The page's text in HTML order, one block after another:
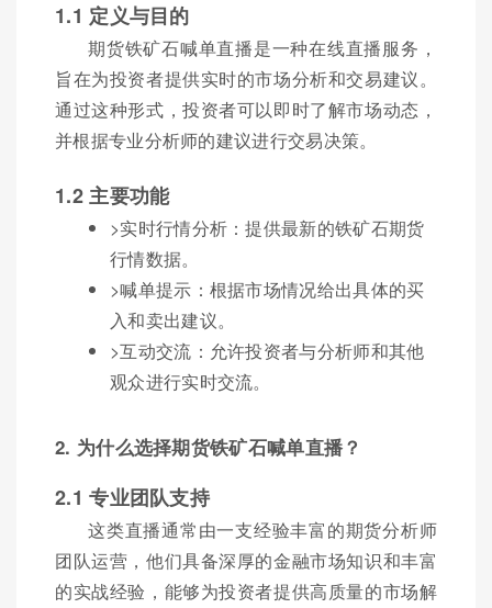
1.1 定义与目的
期货铁矿石喊单直播是一种在线直播服务，
旨在为投资者提供实时的市场分析和交易建议。
通过这种形式，投资者可以即时了解市场动态，
并根据专业分析师的建议进行交易决策。
1.2 主要功能
>实时行情分析：提供最新的铁矿石期货
行情数据。
>喊单提示：根据市场情况给出具体的买
入和卖出建议。
>互动交流：允许投资者与分析师和其他
观众进行实时交流。
2. 为什么选择期货铁矿石喊单直播？
2.1 专业团队支持
这类直播通常由一支经验丰富的期货分析师
团队运营，他们具备深厚的金融市场知识和丰富
的实战经验，能够为投资者提供高质量的市场解